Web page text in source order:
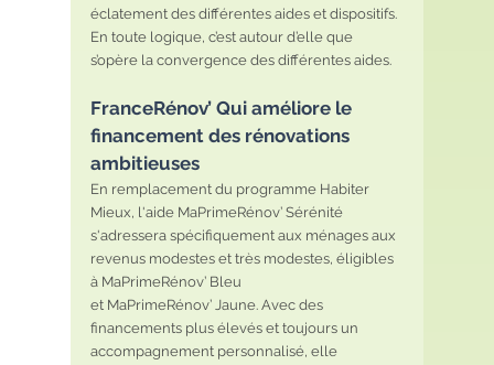
éclatement des différentes aides et dispositifs.
En toute logique, c’est autour d’elle que
s’opère la convergence des différentes aides.
FranceRénov’ Qui améliore le
financement des rénovations
ambitieuses
En remplacement du programme Habiter
Mieux, l'aide MaPrimeRénov’ Sérénité
s'adressera spécifiquement aux ménages aux
revenus modestes et très modestes, éligibles
à MaPrimeRénov’ Bleu
et MaPrimeRénov’ Jaune. Avec des
financements plus élevés et toujours un
accompagnement personnalisé, elle